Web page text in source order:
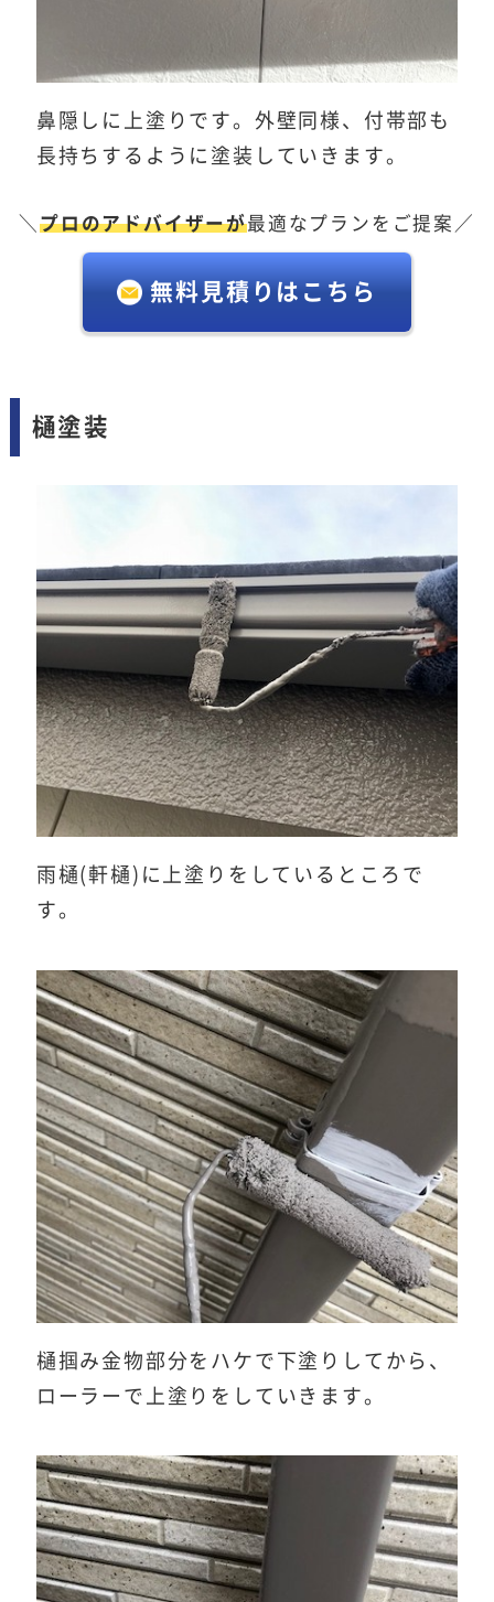
鼻隠しに上塗りです。外壁同様、付帯部も
長持ちするように塗装していきます。
＼プロのアドバイザーが最適なプランをご提案／
無料見積りはこちら
樋塗装
雨樋(軒樋)に上塗りをしているところで
す。
樋掴み金物部分をハケで下塗りしてから、
ローラーで上塗りをしていきます。